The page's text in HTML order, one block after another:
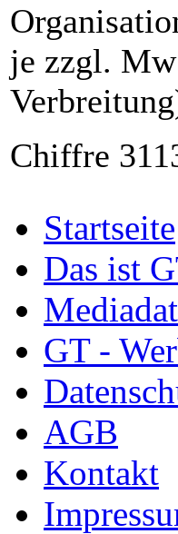
je zzgl.
Chiffre
Startseite
Das ist
GT -
AGB
Kontakt